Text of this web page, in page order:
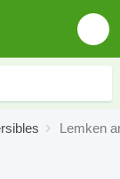
Lemken